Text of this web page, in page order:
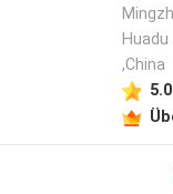
,China
5.0